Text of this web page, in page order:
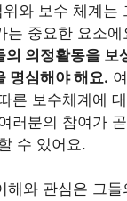
와 보수 체계는
는 중요한 요소에
의 의정활동을 보
명심해야 해요.
른 보수체계에
러분의 참여가
수 있어요.
해와 관심은 그